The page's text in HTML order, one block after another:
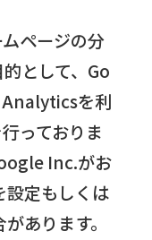
ページの分
として、Go
を利
っておりま
Inc.がお
定もしくは
あります。